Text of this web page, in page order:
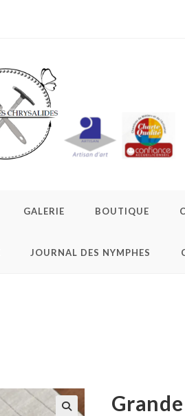
GALERIE BOUTIQUE
JOURNAL DES NYMPHES